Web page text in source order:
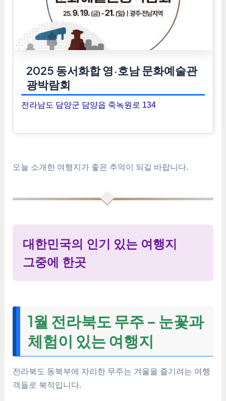
2025 동서화합 영·호남 문화예술관
광박람회
전라남도 담양군 담양읍 죽녹원로 134
오늘 소개한 여행지가 좋은 추억이 되길 바랍니다.
대한민국의 인기 있는 여행지
그중에 한곳
1월 전라북도 무주 – 눈꽃과
체험이 있는 여행지
전라북도 동북부에 자리한 무주는 겨울을 즐기려는 여행
객들로 북적입니다.